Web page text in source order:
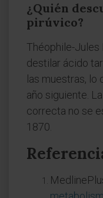
¿Quién
pirúvico?
Théophile-Jules
destilar ácido
las muestras, lo
año siguiente.
correcta no se
1870.